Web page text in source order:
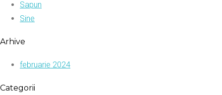
Sapun
Sine
Arhive
februarie 2024
Categorii